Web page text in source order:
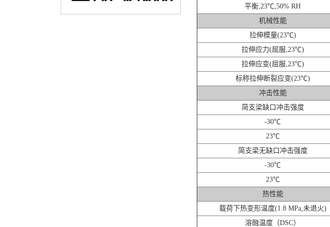
平衡,23℃,50% RH
机械性能
拉伸模量(23℃)
拉伸应力(屈服,23℃)
拉伸应变(屈服,23℃)
标称拉伸断裂应变(23℃)
冲击性能
简支梁缺口冲击强度
-30℃
23℃
简支梁无缺口冲击强度
-30℃
23℃
热性能
载荷下热变形温度(1.8 MPa,未退火)
溶融温度（DSC）